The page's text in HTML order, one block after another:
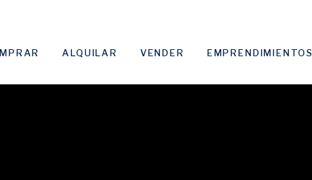
ALQUILAR VENDER EMPRENDIMIENTOS